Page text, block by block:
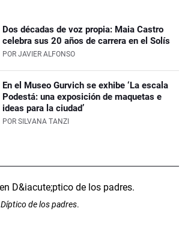
Dos décadas de voz propia: Maia Castro
celebra sus 20 años de carrera en el Solís
POR JAVIER ALFONSO
En el Museo Gurvich se exhibe ‘La escala
Podestá: una exposición de maquetas e
ideas para la ciudad’
POR SILVANA TANZI
Díptico de los padres.